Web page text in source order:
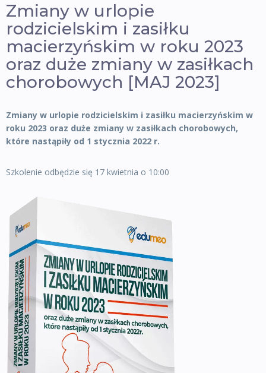
Zmiany w urlopie
rodzicielskim i zasiłku
macierzyńskim w roku 2023
oraz duże zmiany w zasiłkach
chorobowych [MAJ 2023]
Zmiany w urlopie rodzicielskim i zasiłku macierzyńskim w
roku 2023 oraz duże zmiany w zasiłkach chorobowych,
które nastąpiły od 1 stycznia 2022 r.
Szkolenie odbędzie się 17 kwietnia o 10:00